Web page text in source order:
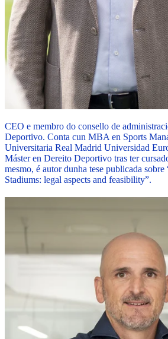
CEO e membro do consello de
Deportivo. Conta cun MBA en Sports
Universitaria Real Madrid Universidad
Máster en Dereito Deportivo tras ter
mesmo, é autor dunha tese publicada
Stadiums: legal aspects and feasibility”.